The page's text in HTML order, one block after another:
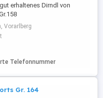
erhaltenes Dirndl von
Vorarlberg
Telefonnummer
Gr. 164